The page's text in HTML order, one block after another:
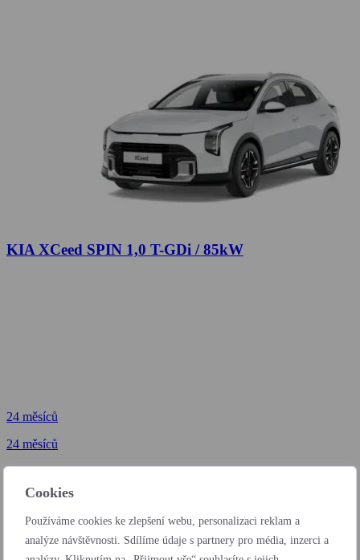
Cookies
Používáme cookies ke zlepšení webu, personalizaci reklam a
analýze návštěvnosti. Sdílíme údaje s partnery pro média, inzerci a
KIA XCeed SPIN 1,0 T-GDi / 85kW
24 měsíců
24 měsíců
od 6 172 Kč
bez DPH / měsíc
24 měsíců
od 203 Kč
bez DPH / den